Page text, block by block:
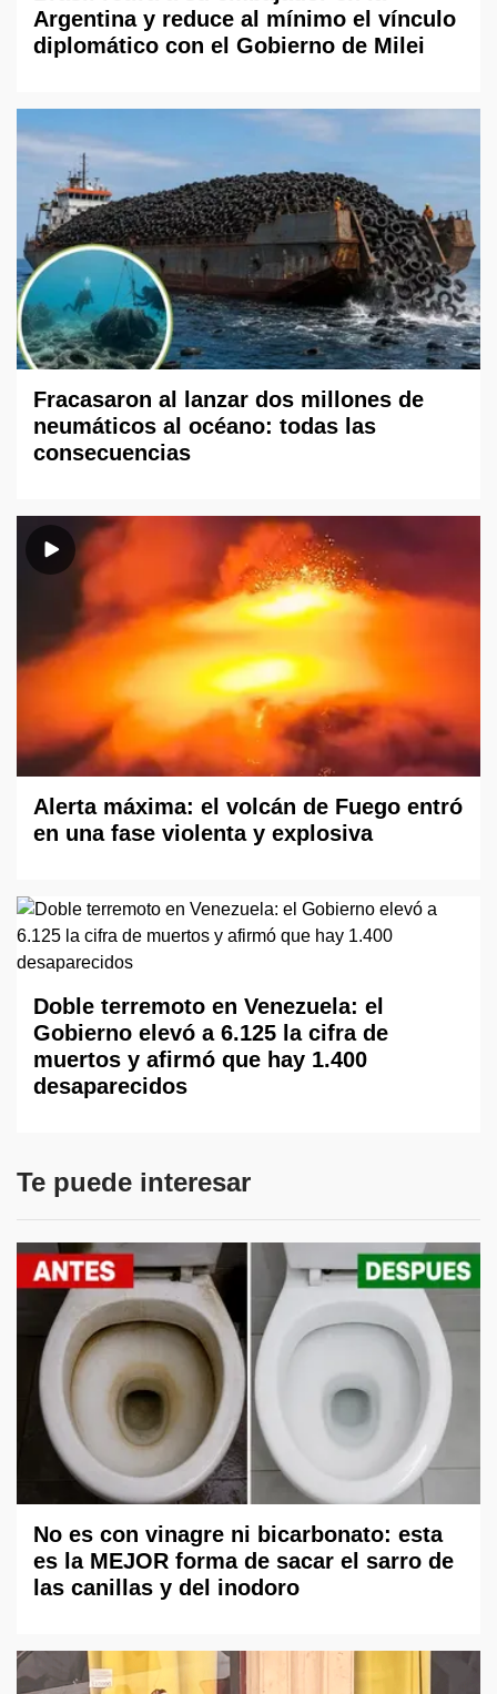
Argentina y reduce al mínimo el vínculo
diplomático con el Gobierno de Milei
Fracasaron al lanzar dos millones de
neumáticos al océano: todas las
consecuencias
Alerta máxima: el volcán de Fuego entró
en una fase violenta y explosiva
Doble terremoto en Venezuela: el
Gobierno elevó a 6.125 la cifra de
muertos y afirmó que hay 1.400
desaparecidos
Te puede interesar
No es con vinagre ni bicarbonato: esta
es la MEJOR forma de sacar el sarro de
las canillas y del inodoro